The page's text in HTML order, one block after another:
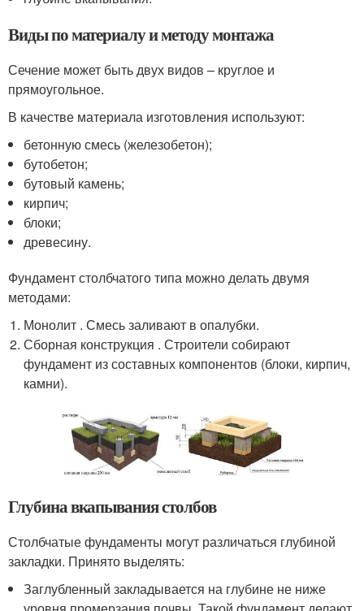
Виды по материалу и методу монтажа
Сечение может быть двух видов – круглое и
прямоугольное.
В качестве материала изготовления используют:
бетонную смесь (железобетон);
бутобетон;
бутовый камень;
кирпич;
блоки;
древесину.
Фундамент столбчатого типа можно делать двумя
методами:
Монолит . Смесь заливают в опалубки.
Сборная конструкция . Строители собирают
фундамент из составных компонентов (блоки, кирпич,
камни).
Глубина вкапывания столбов
Столбчатые фундаменты могут различаться глубиной
закладки. Принято выделять:
Заглубленный закладывается на глубине не ниже